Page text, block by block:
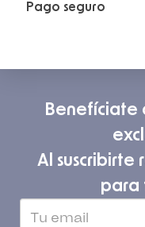
Pago seguro
Benefíciate
Al suscribirte
para